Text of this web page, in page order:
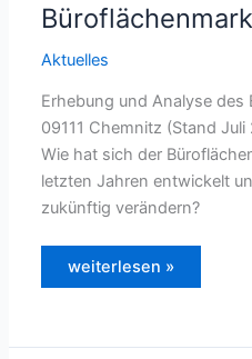
Aktuelles
Erhebung und Analyse
09111 Chemnitz (Stand Juli
Wie hat sich der
letzten Jahren entwickelt
zukünftig verändern?
Büroflächenmarkt
weiterlesen »